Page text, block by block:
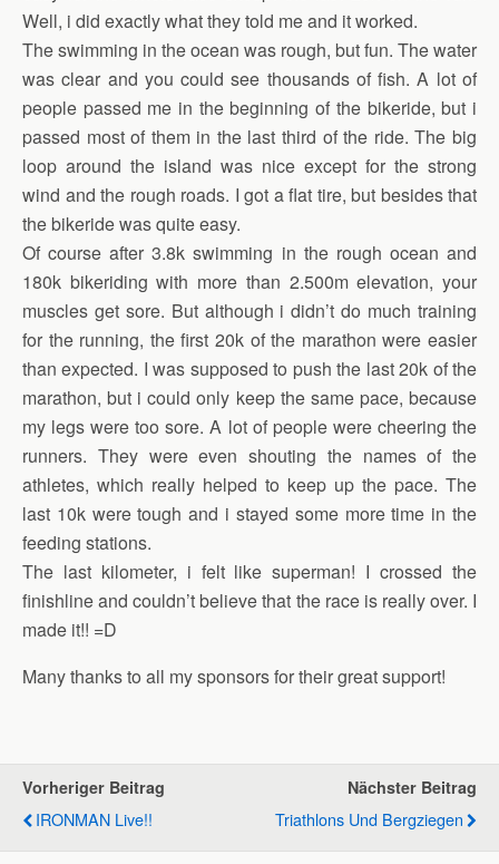
Well, i did exactly what they told me and it worked.
The swimming in the ocean was rough, but fun. The water
was clear and you could see thousands of fish. A lot of
people passed me in the beginning of the bikeride, but i
passed most of them in the last third of the ride. The big
loop around the island was nice except for the strong
wind and the rough roads. I got a flat tire, but besides that
the bikeride was quite easy.
Of course after 3.8k swimming in the rough ocean and
180k bikeriding with more than 2.500m elevation, your
muscles get sore. But although i didn’t do much training
for the running, the first 20k of the marathon were easier
than expected. I was supposed to push the last 20k of the
marathon, but i could only keep the same pace, because
my legs were too sore. A lot of people were cheering the
runners. They were even shouting the names of the
athletes, which really helped to keep up the pace. The
last 10k were tough and i stayed some more time in the
feeding stations.
The last kilometer, i felt like superman! I crossed the
finishline and couldn’t believe that the race is really over. I
made it!! =D
Many thanks to all my sponsors for their great support!
Vorheriger Beitrag
IRONMAN Live!!
Nächster Beitrag
Triathlons Und Bergziegen